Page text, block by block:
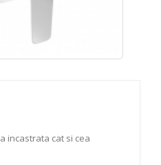
incastrata cat si cea